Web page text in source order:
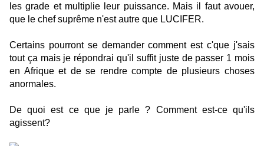
les grade et multiplie leur puissance. Mais il faut avouer,
que le chef suprême n'est autre que LUCIFER.
Certains pourront se demander comment est c'que j'sais
tout ça mais je répondrai qu'il suffit juste de passer 1 mois
en Afrique et de se rendre compte de plusieurs choses
anormales.
De quoi est ce que je parle ? Comment est-ce qu'ils
agissent?